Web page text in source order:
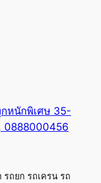
กหนักพิเศษ 35-
0888000456
รถยก รถเครน รถ